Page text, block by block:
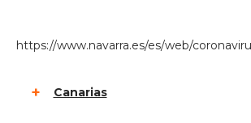
https://www.navarra.es/es/web/
Canarias